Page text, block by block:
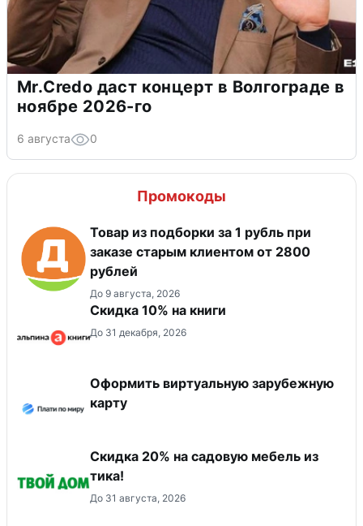
Mr.Credo даст концерт в Волгограде в
ноябре 2026-го
6 августа 0
Промокоды
Товар из подборки за 1 рубль при
заказе старым клиентом от 2800
рублей
До 9 августа, 2026
Скидка 10% на книги
До 31 декабря, 2026
Оформить виртуальную зарубежную
карту
Скидка 20% на садовую мебель из
тика!
До 31 августа, 2026